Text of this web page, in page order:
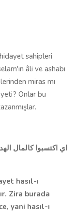
sahipleri
âli ve ashabı
miras mı
Onlar bu
hasıl-ı
Zira burada
yani hasıl-ı